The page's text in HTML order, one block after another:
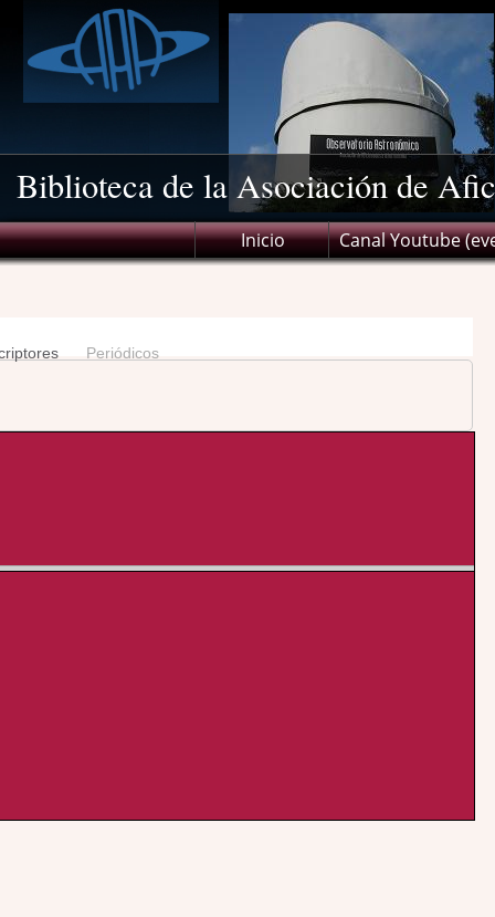
Periódicos
Biblioteca de la Asociación de
Inicio Canal Youtube